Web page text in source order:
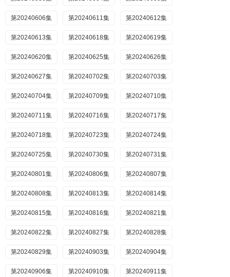
第20240606集 第20240611集 第20240612集
第20240613集 第20240618集 第20240619集
第20240620集 第20240625集 第20240626集
第20240627集 第20240702集 第20240703集
第20240704集 第20240709集 第20240710集
第20240711集 第20240716集 第20240717集
第20240718集 第20240723集 第20240724集
第20240725集 第20240730集 第20240731集
第20240801集 第20240806集 第20240807集
第20240808集 第20240813集 第20240814集
第20240815集 第20240816集 第20240821集
第20240822集 第20240827集 第20240828集
第20240829集 第20240903集 第20240904集
第20240906集 第20240910集 第20240911集